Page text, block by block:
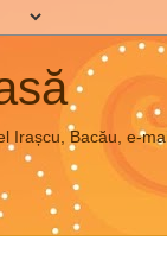
Irașcu, Bacău, e-